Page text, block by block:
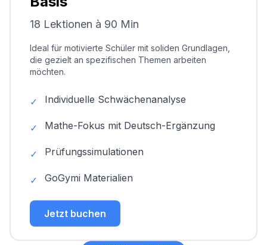
18 Lektionen à 90 Min
Ideal für motivierte Schüler mit soliden Grundlagen,
die gezielt an spezifischen Themen arbeiten
möchten.
✓ Individuelle Schwächenanalyse
✓ Mathe-Fokus mit Deutsch-Ergänzung
✓ Prüfungssimulationen
✓ GoGymi Materialien
Jetzt buchen